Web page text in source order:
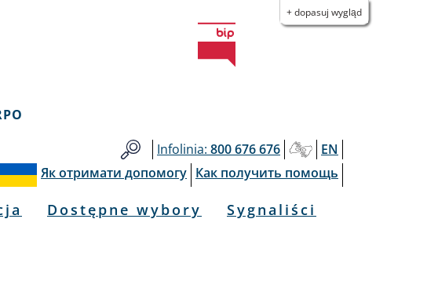
+ dopasuj wygląd
Infolinia: 800 676 676
EN
Як отримати допомогу Как получить помощь
Dostępne wybory Sygnaliści